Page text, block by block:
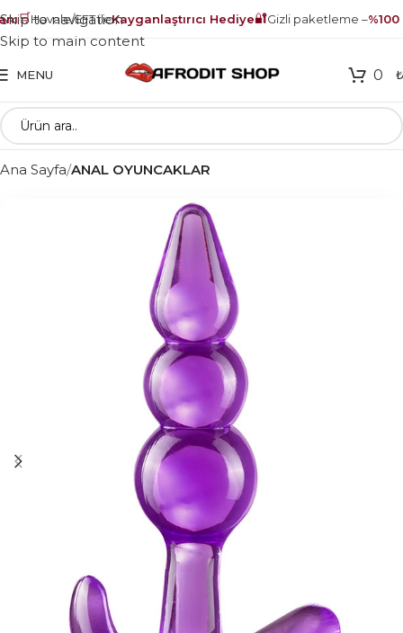
🛒Havale/EFT ileKayganlaştırıcı Hediye🔐Gizli paketleme – %100
Skip to navigation
Skip to main content
MENU 0 ₺
Ana Sayfa ANAL OYUNCAKLAR